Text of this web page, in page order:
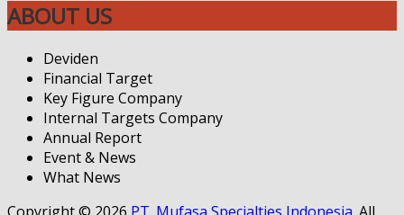
ABOUT US
Deviden
Financial Target
Key Figure Company
Internal Targets Company
Annual Report
Event & News
What News